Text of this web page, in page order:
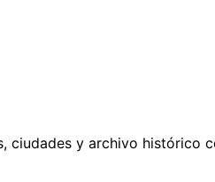
ciudades y archivo histórico